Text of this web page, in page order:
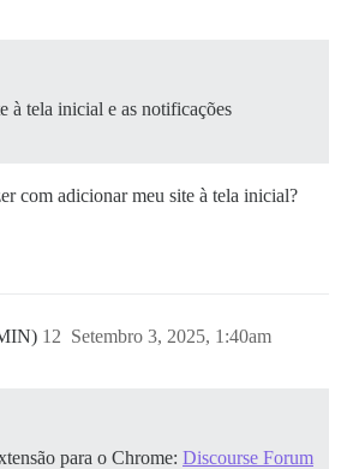
à tela inicial e as notificações
com adicionar meu site à tela inicial?
Setembro 3, 2025, 1:40am
12
para o Chrome: Discourse Forum